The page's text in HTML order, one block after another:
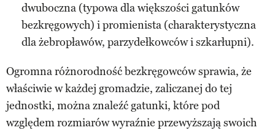
dwuboczna (typowa dla większości gatunków
bezkręgowych) i promienista (charakterystyczna
dla żebropławów, parzydełkowców i szkarłupni).
Ogromna różnorodność bezkręgowców sprawia, że
właściwie w każdej gromadzie, zaliczanej do tej
jednostki, można znaleźć gatunki, które pod
względem rozmiarów wyraźnie przewyższają swoich